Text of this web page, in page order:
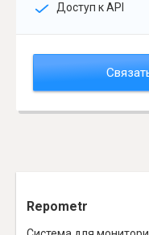
Доступ к API
Repometr